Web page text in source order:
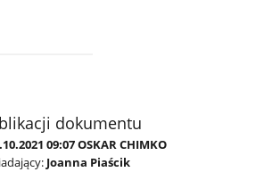
dokumentu
09:07 OSKAR CHIMKO
Joanna Piaścik